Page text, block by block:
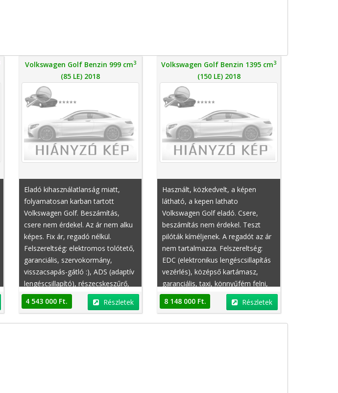
Volkswagen Golf Benzin 999 cm3
(85 LE) 2018
Eladó kihasználatlanság miatt,
folyamatosan karban tartott
Volkswagen Golf. Beszámítás,
csere nem érdekel. Az ár nem alku
képes. Fix ár, regadó nélkül.
Felszereltség: elektromos tolótető,
garanciális, szervokormány,
visszacsapás-gátló :), ADS (adaptív
lengéscsillapító), részecskeszűrő,
bukócső, kormányváltó,
sportülések, rendszeresen
4 543 000 Ft. Részletek
Volkswagen Golf Benzin 1395 cm3
(150 LE) 2018
Használt, közkedvelt, a képen
látható, a kepen lathato
Volkswagen Golf eladó. Csere,
beszámítás nem érdekel. Teszt
pilóták kíméljenek. A regadót az ár
nem tartalmazza. Felszereltség:
EDC (elektronikus lengéscsillapítás
vezérlés), középső kartámasz,
garanciális, taxi, könnyűfém felni,
függönylégzsák, sebességváltó zár,
fűthető ülés, ülésmagasság állítás,
8 148 000 Ft. Részletek